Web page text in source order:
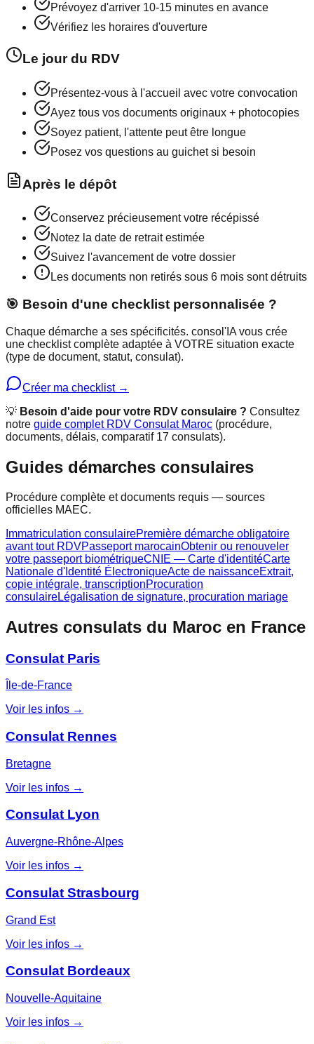
Prévoyez d'arriver 10-15 minutes en avance
Vérifiez les horaires d'ouverture
Le jour du RDV
Présentez-vous à l'accueil avec votre convocation
Ayez tous vos documents originaux + photocopies
Soyez patient, l'attente peut être longue
Posez vos questions au guichet si besoin
Après le dépôt
Conservez précieusement votre récépissé
Notez la date de retrait estimée
Suivez l'avancement de votre dossier
Les documents non retirés sous 6 mois sont détruits
🎯 Besoin d'une checklist personnalisée ?
Chaque démarche a ses spécificités. consol'IA vous crée
une checklist complète adaptée à VOTRE situation exacte
(type de document, statut, consulat).
Créer ma checklist →
💡 Besoin d'aide pour votre RDV consulaire ? Consultez
notre guide complet RDV Consulat Maroc (procédure,
documents, délais, comparatif 17 consulats).
Guides démarches consulaires
Procédure complète et documents requis — sources
officielles MAEC.
Immatriculation consulairePremière démarche obligatoire
avant tout RDVPasseport marocainObtenir ou renouveler
votre passeport biométriqueCNIE — Carte d'identitéCarte
Nationale d'Identité ÉlectroniqueActe de naissanceExtrait,
copie intégrale, transcriptionProcuration
consulaireLégalisation de signature, procuration mariage
Autres consulats du Maroc en France
Consulat Paris
Île-de-France
Voir les infos →
Consulat Rennes
Bretagne
Voir les infos →
Consulat Lyon
Auvergne-Rhône-Alpes
Voir les infos →
Consulat Strasbourg
Grand Est
Voir les infos →
Consulat Bordeaux
Nouvelle-Aquitaine
Voir les infos →